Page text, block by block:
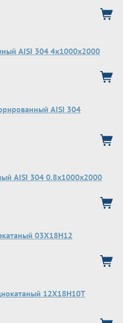
AISI 304 4х1000х2000
AISI 304
AISI 304 0.8х1000х2000
03X18H12
12Х18Н10Т